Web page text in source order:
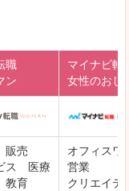
職
ン
マイナビ転
女性のおし
売
ス 医療
育
オフィスワ
営業
クリエイテ